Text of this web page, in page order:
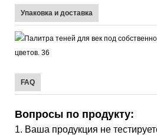
Упаковка и доставка
FAQ
Вопросы по продукту:
1. Ваша продукция не